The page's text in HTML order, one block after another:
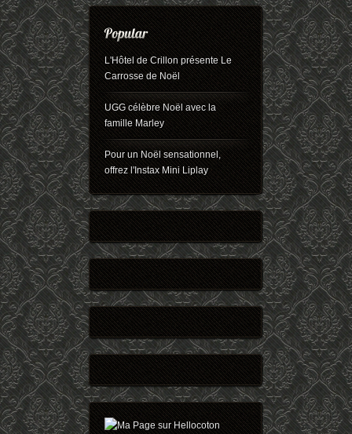
L'Hôtel de Crillon présente Le
Carrosse de Noël
UGG célèbre Noël avec la
famille Marley
Pour un Noël sensationnel,
offrez l'Instax Mini Liplay